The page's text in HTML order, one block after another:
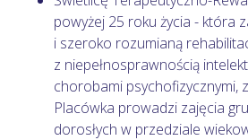
powyżej 25 roku życia - która
i szeroko rozumianą
z niepełnosprawnością
chorobami psychofizycznymi,
Placówka prowadzi zajęcia
dorosłych w przedziale